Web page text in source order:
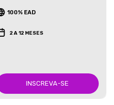
100% EAD
2 A 12 MESES
INSCREVA-SE